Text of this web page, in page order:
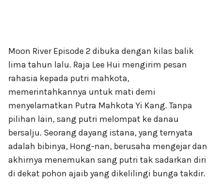
Moon River Episode 2 dibuka dengan kilas balik
lima tahun lalu. Raja Lee Hui mengirim pesan
rahasia kepada putri mahkota,
memerintahkannya untuk mati demi
menyelamatkan Putra Mahkota Yi Kang. Tanpa
pilihan lain, sang putri melompat ke danau
bersalju. Seorang dayang istana, yang ternyata
adalah bibinya, Hong-nan, berusaha mengejar dan
akhirnya menemukan sang putri tak sadarkan diri
di dekat pohon ajaib yang dikelilingi bunga takdir.